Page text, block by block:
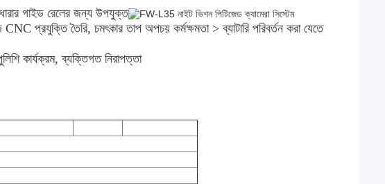
গাইড রেলের জন্য উপযুক্ত
CNC প্রযুক্তি তৈরি, চমৎকার তাপ অপচয় কর্মক্ষমতা > ব্যাটারি পরিবর্তন করা যেতে
কার্যক্রম, ব্যক্তিগত নিরাপত্তা